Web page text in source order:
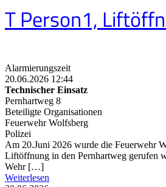
T Person1,
Alarmierungszeit
20.06.2026 12:44
Technischer Einsatz
Pernhartweg 8
Beteiligte Organisationen
Feuerwehr Wolfsberg
Polizei
Am 20.Juni 2026 wurde die Feuerwehr
Liftöffnung in den Pernhartweg gerufen
Wehr […]
Weiterlesen